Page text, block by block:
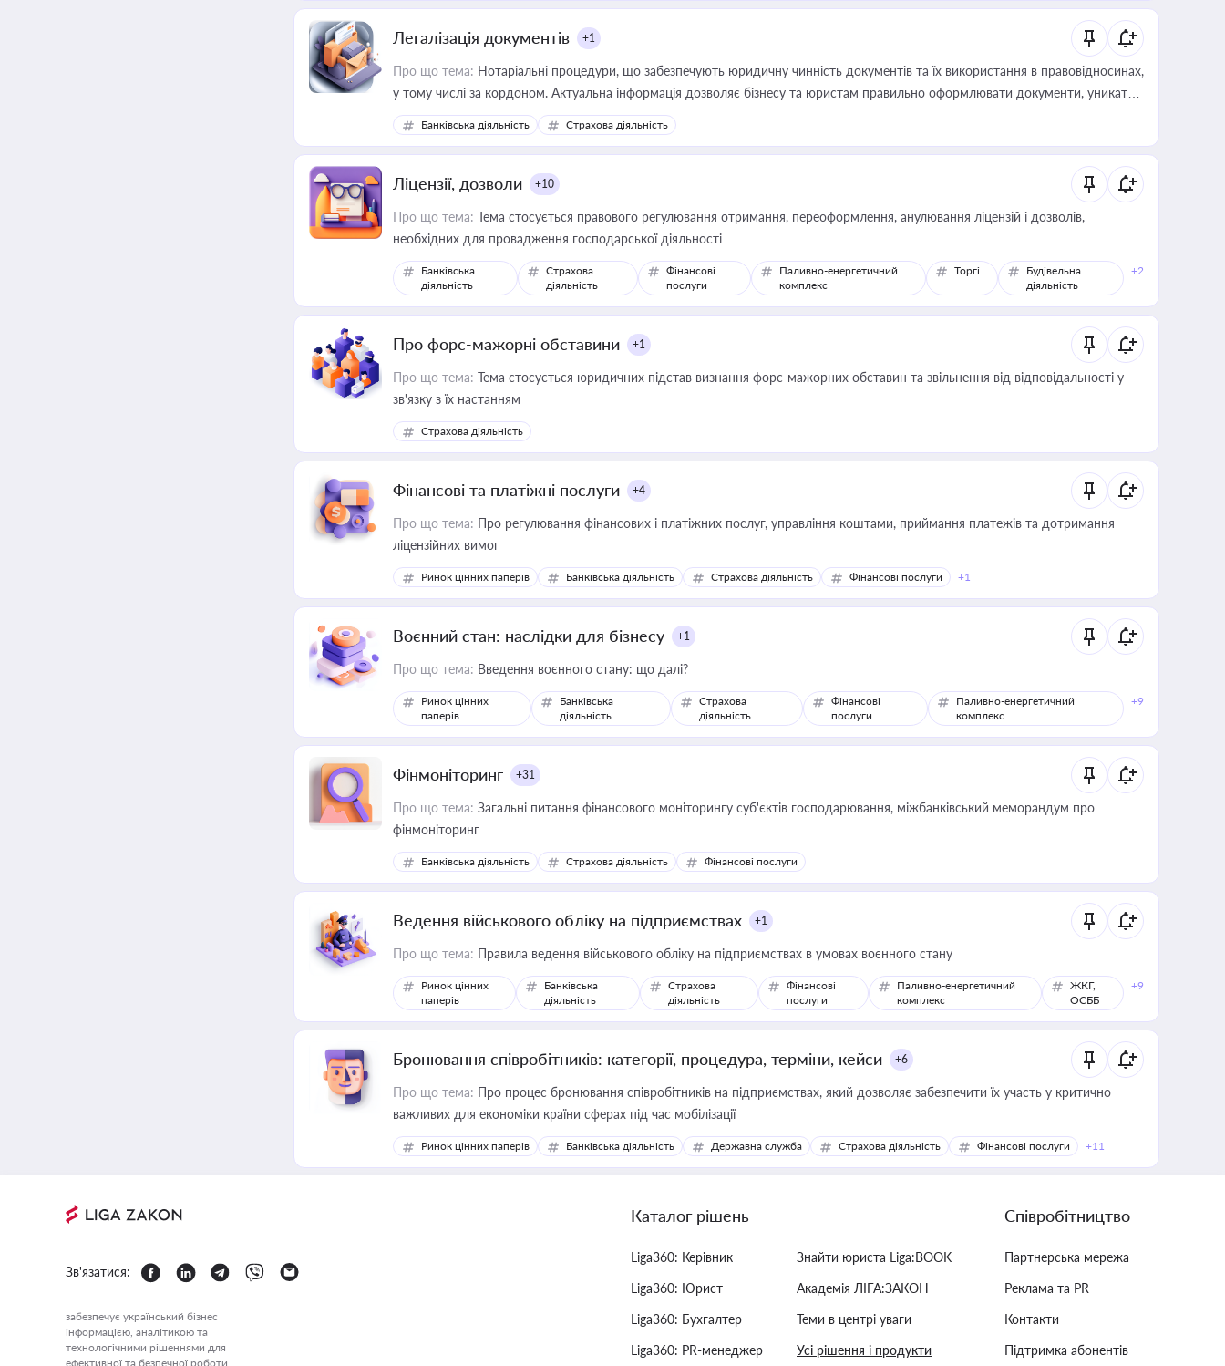
Легалізація документів +1
Про що тема: Нотаріальні процедури, що забезпечують юридичну чинність документів та їх використання в правовідносинах,
у тому числі за кордоном. Актуальна інформація дозволяє бізнесу та юристам правильно оформлювати документи, уникати
ризиків недійсності та забезпечувати їх належне прийняття органами влади та контрагентами
Банківська діяльність Страхова діяльність
Ліцензії, дозволи +10
Про що тема: Тема стосується правового регулювання отримання, переоформлення, анулювання ліцензій і дозволів,
необхідних для провадження господарської діяльності
Банківська
діяльність
Страхова
діяльність
Фінансові
послуги
Паливно-енергетичний
комплекс
Торгівля
Будівельна
діяльність
+2
Про форс-мажорні обставини +1
Про що тема: Тема стосується юридичних підстав визнання форс-мажорних обставин та звільнення від відповідальності у
зв'язку з їх настанням
Страхова діяльність
Фінансові та платіжні послуги +4
Про що тема: Про регулювання фінансових і платіжних послуг, управління коштами, приймання платежів та дотримання
ліцензійних вимог
Ринок цінних паперів Банківська діяльність Страхова діяльність Фінансові послуги +1
Воєнний стан: наслідки для бізнесу +1
Про що тема: Введення воєнного стану: що далі?
Ринок цінних
паперів
Банківська
діяльність
Страхова
діяльність
Фінансові
послуги
Паливно-енергетичний
комплекс
+9
Фінмоніторинг +31
Про що тема: Загальні питання фінансового моніторингу суб'єктів господарювання, міжбанківський меморандум про
фінмоніторинг
Банківська діяльність Страхова діяльність Фінансові послуги
Ведення військового обліку на підприємствах +1
Про що тема: Правила ведення військового обліку на підприємствах в умовах воєнного стану
Ринок цінних
паперів
Банківська
діяльність
Страхова
діяльність
Фінансові
послуги
Паливно-енергетичний
комплекс
ЖКГ,
ОСББ
+9
Бронювання співробітників: категорії, процедура, терміни, кейси +6
Про що тема: Про процес бронювання співробітників на підприємствах, який дозволяє забезпечити їх участь у критично
важливих для економіки країни сферах під час мобілізації
Ринок цінних паперів Банківська діяльність Державна служба Страхова діяльність Фінансові послуги +11
Зв'язатися:
забезпечує український бізнес
інформацією, аналітикою та
технологічними рішеннями для
ефективної та безпечної роботи.
Каталог рішень
Liga360: Керівник
Liga360: Юрист
Liga360: Бухгалтер
Liga360: PR-менеджер
Знайти юриста Liga:BOOK
Академія ЛІГА:ЗАКОН
Теми в центрі уваги
Усі рішення і продукти
Співробітництво
Партнерська мережа
Реклама та PR
Контакти
Підтримка абонентів